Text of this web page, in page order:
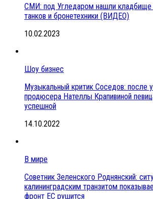
СМИ: под Угледаром нашли кладбище
танков и бронетехники (ВИДЕО)
10.02.2023
Шоу бизнес
Музыкальный критик Соседов: после
продюсера Нателлы Крапивиной
успешной
14.10.2022
В мире
Советник Зеленского Роднянский:
калининградским транзитом
фронт ЕС рушится